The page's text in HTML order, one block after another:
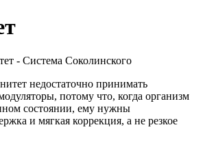
недостаточно принимать
потому что, когда организм
состоянии, ему нужны
и мягкая коррекция, а не резкое